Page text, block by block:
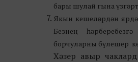
бары шулай гына
Якын кешеләрдән
Безнең
борчуларны бүлешер
Хәзер авыр